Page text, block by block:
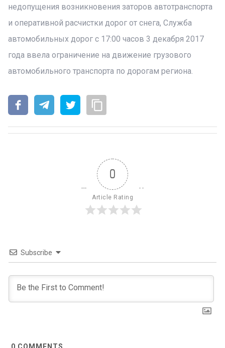
недопущения возникновения заторов автотранспорта
и оперативной расчистки дорог от снега, Служба
автомобильных дорог с 17:00 часов 3 декабря 2017
года ввела ограничение на движение грузового
автомобильного транспорта по дорогам региона.
0
Article Rating
Subscribe